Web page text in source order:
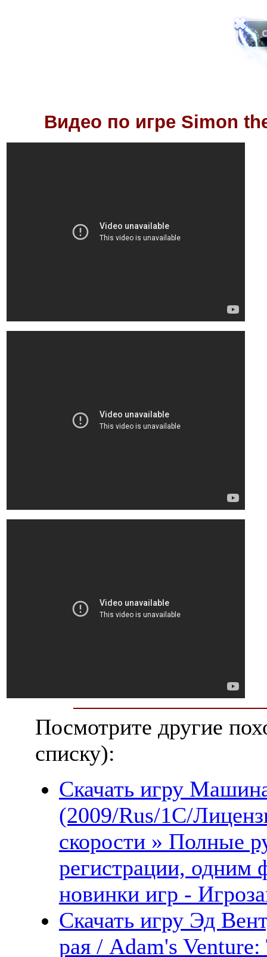
Видео по игре Simon
Посмотрите другие
списку):
Скачать игру
(2009/Rus/1С/
скорости » Полные
регистрации, одним
новинки игр -
Скачать игру Эд
рая / Adam's